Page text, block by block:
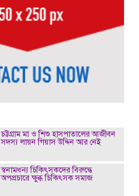
চট্টগ্রাম মা ও শিশু হাসপাতালের আজীবন
সদস্য লায়ন গিয়াস উদ্দিন আর নেই
স্বনামধন্য চিকিৎসকদের বিরুদ্ধে
অপপ্রচারে ক্ষুব্ধ চিকিৎসক সমাজ